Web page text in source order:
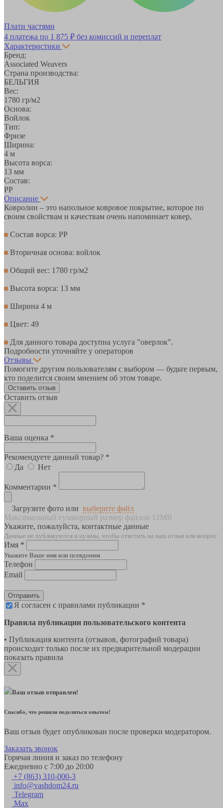
Плати частями
4 платежа по 1 875 ₽ без комиссий и переплат
Характеристики
Бренд:
Аssociated Weavers
Страна производства:
БЕЛЬГИЯ
Вес:
1780 гр/м2
Основа:
Войлок
Тип:
Фризе
Ширина:
4 м
Высота ворса:
13 мм
Состав:
PP
Описание
Ковролин – это напольное ковровое покрытие, которое по
своим свойствам и качествам очень напоминает ковер,
Состав ворса: PP
Вторичная основа: войлок
Общий вес: 1780 гр/м2
Высота ворса: 13 мм
Ширина 4 м
Цвет: 49
Для данного товара доступна услуга "оверлок".
Подробности уточняйте у операторов
Отзывы
Помогите другим пользователям с выбором — будьте первым,
кто поделится своим мнением об этом товаре.
Оставить отзыв
Оставить отзыв
Ваша оценка *
Рекомендуете данный товар? *
Да
Нет
Комментарии *
Загрузите фото или выберите файл
Максимальный суммарный размер файлов 12MB
Укажите, пожалуйста, контактные данные
Данные не публикуются и нужны, чтобы ответить на ваш отзыв или вопрос
Имя *
Укажите Ваше имя или псевдоним
Телефон
Email
Отправить
Я согласен с правилами публикации *
Правила публикации пользовательского контента
• Публикация контента (отзывов, фотографий товара)
происходит только после их предварительной модерации
показать правила
Ваш отзыв отправлен!
Спасибо, что решили поделиться опытом!
Ваш отзыв будет опубликован после проверки модератором.
Заказать звонок
Горячая линия и заказ по телефону
Ежедневно с 7:00 до 20:00
+7 (863) 310-000-3
info@vashdom24.ru
Telegram
Max